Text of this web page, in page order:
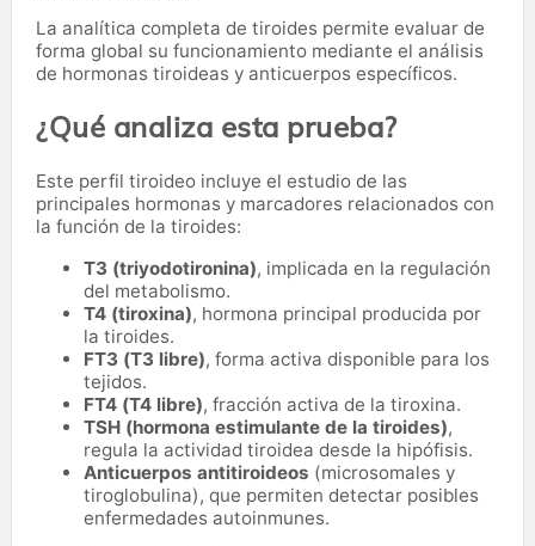
La analítica completa de tiroides permite evaluar de
forma global su funcionamiento mediante el análisis
de hormonas tiroideas y anticuerpos específicos.
¿Qué analiza esta prueba?
Este perfil tiroideo incluye el estudio de las
principales hormonas y marcadores relacionados con
la función de la tiroides:
T3 (triyodotironina), implicada en la regulación
del metabolismo.
T4 (tiroxina), hormona principal producida por
la tiroides.
FT3 (T3 libre), forma activa disponible para los
tejidos.
FT4 (T4 libre), fracción activa de la tiroxina.
TSH (hormona estimulante de la tiroides),
regula la actividad tiroidea desde la hipófisis.
Anticuerpos antitiroideos (microsomales y
tiroglobulina), que permiten detectar posibles
enfermedades autoinmunes.